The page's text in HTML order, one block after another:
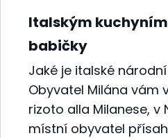
Italským
babičky
Jaké je italské
Obyvatel Milána vám
rizoto alla Milanese, v
místní obyvatel